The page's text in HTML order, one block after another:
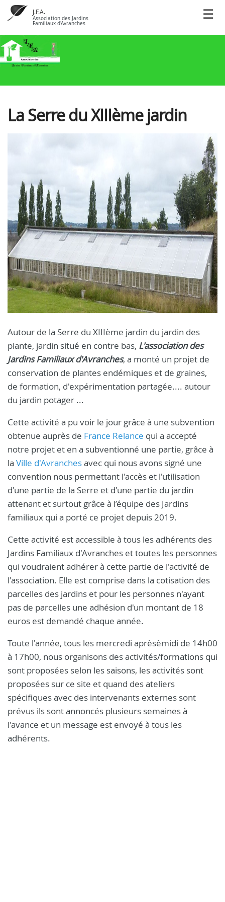
J.F.A.
Association des Jardins
Familiaux d'Avranches
La Serre du XIIIème jardin
Autour de la Serre du XIIIème jardin du jardin des
plante, jardin situé en contre bas, L'association des
Jardins Familiaux d'Avranches, a monté un projet de
conservation de plantes endémiques et de graines,
de formation, d'expérimentation partagée.... autour
du jardin potager ...
Cette activité a pu voir le jour grâce à une subvention
obtenue auprès de France Relance qui a accepté
notre projet et en a subventionné une partie, grâce à
la Ville d'Avranchesavec qui nous avons signé une
convention nous permettant l'accès et l'utilisation
d'une partie de la Serre et d'une partie du jardin
attenant et surtout grâce à l’équipe des Jardins
familiaux qui a porté ce projet depuis 2019.
Cette activité est accessible à tous les adhérents des
Jardins Familiaux d'Avranches et toutes les personnes
qui voudraient adhérer à cette partie de l'activité de
l'association. Elle est comprise dans la cotisation des
parcelles des jardins et pour les personnes n'ayant
pas de parcelles une adhésion d'un montant de 18
euros est demandé chaque année.
Toute l'année, tous les mercredi aprèsèmidi de 14h00
à 17h00, nous organisons des activités/formations qui
sont proposées selon les saisons, les activités sont
proposées sur ce site et quand des ateliers
spécifiques avec des intervenants externes sont
prévus ils sont annoncés plusieurs semaines à
l'avance et un message est envoyé à tous les
adhérents.